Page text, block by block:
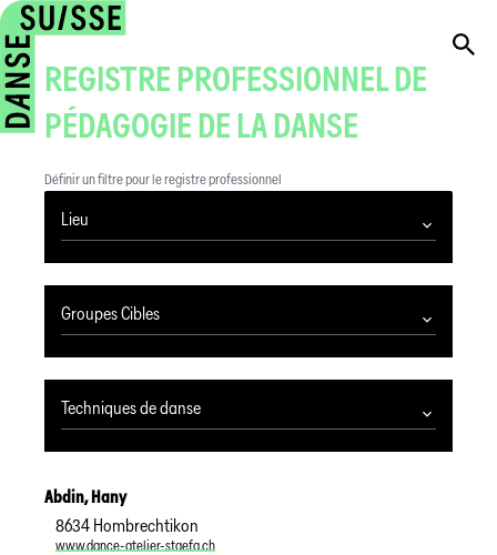
REGISTRE PROFESSIONNEL DE
PÉDAGOGIE DE LA DANSE
Définir un filtre pour le registre professionnel
Lieu
Groupes Cibles
Techniques de danse
Abdin,Hany
8634 Hombrechtikon
www.dance-atelier-staefa.ch